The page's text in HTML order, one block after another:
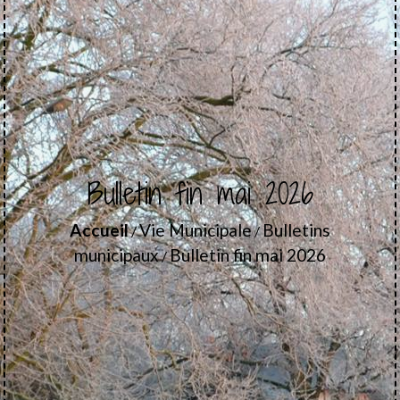
Bulletin fin mai 2026
Accueil/Vie Municipale/Bulletins
municipaux/Bulletin fin mai 2026